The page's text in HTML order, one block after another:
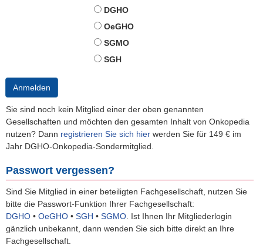
DGHO
OeGHO
SGMO
SGH
Anmelden
Sie sind noch kein Mitglied einer der oben genannten
Gesellschaften und möchten den gesamten Inhalt von Onkopedia
nutzen? Dann registrieren Sie sich hier werden Sie für 149 € im
Jahr DGHO-Onkopedia-Sondermitglied.
Passwort vergessen?
Sind Sie Mitglied in einer beteiligten Fachgesellschaft, nutzen Sie
bitte die Passwort-Funktion Ihrer Fachgesellschaft:
DGHO • OeGHO • SGH • SGMO Ist Ihnen Ihr Mitgliederlogin
gänzlich unbekannt, dann wenden Sie sich bitte direkt an Ihre
Fachgesellschaft.